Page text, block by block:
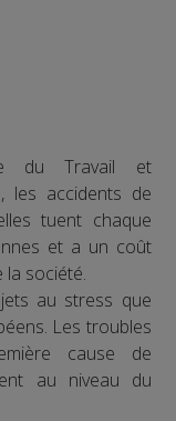
du Travail et
les accidents de
tuent chaque
et a un coût
société.
au stress que
Les troubles
cause de
au niveau du